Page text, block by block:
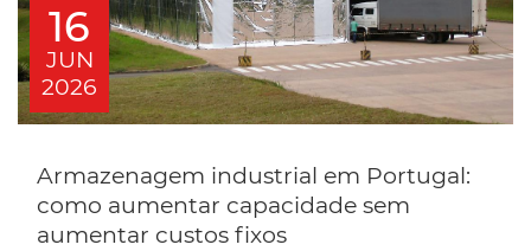
16
JUN
2026
Armazenagem industrial em Portugal:
como aumentar capacidade sem
aumentar custos fixos